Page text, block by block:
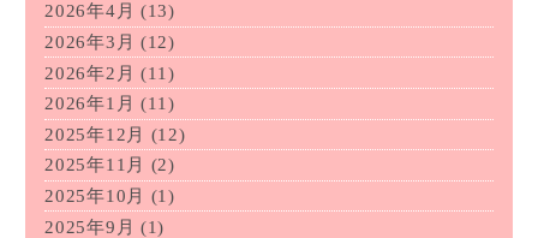
2026年4月 (13)
2026年3月 (12)
2026年2月 (11)
2026年1月 (11)
2025年12月
(12)
2025年11月
(2)
2025年10月
(1)
2025年9月 (1)